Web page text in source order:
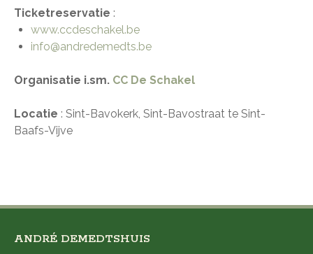
Ticketreservatie :
www.ccdeschakel.be
info@andredemedts.be
Organisatie i.sm. CC De Schakel
Locatie : Sint-Bavokerk, Sint-Bavostraat te Sint-
Baafs-Vijve
ANDRÉ DEMEDTSHUIS